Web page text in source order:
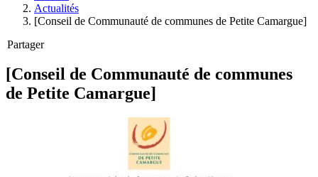
Actualités
[Conseil de Communauté de communes de Petite Camargue]
Partager
[Conseil de Communauté de communes
de Petite Camargue]